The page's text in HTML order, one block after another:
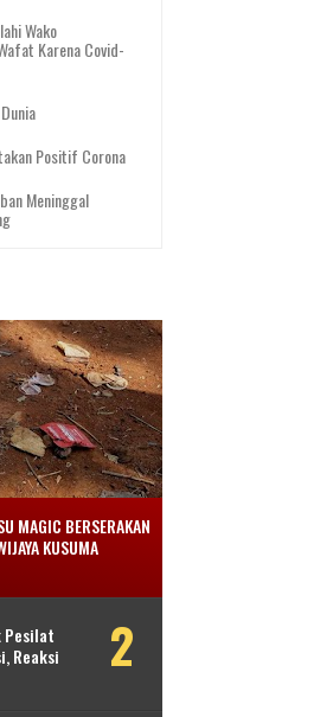
Wako
Karena Covid-
Positif Corona
Meninggal
MAGIC BERSERAKAN
KUSUMA
Pesilat
Reaksi